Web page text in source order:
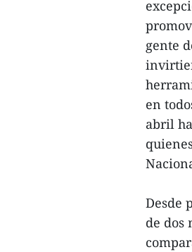
gente
en
abril
Desde
de dos